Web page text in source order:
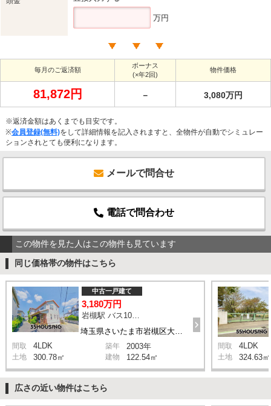
万円
毎月のご返済額
ボーナス
(×年2回)
物件価格
81,872円 － 3,080万円
※返済金額はあくまでも目安です。
※会員登録(無料)をして詳細情報を記入されますと、全物件が自動でシミュレー
ションされとても便利になります。
メールで問合せ
電話で問合わせ
この物件を見た人はこの物件も見ています
同じ価格帯の物件はこちら
中古一戸建て
3,180万円
岩槻駅 バス10分 停歩2分
間取 4LDK 築年 2003年
土地 300.78㎡ 建物 122.54㎡
間取 4LDK
土地 324.63㎡
広さの近い物件はこちら